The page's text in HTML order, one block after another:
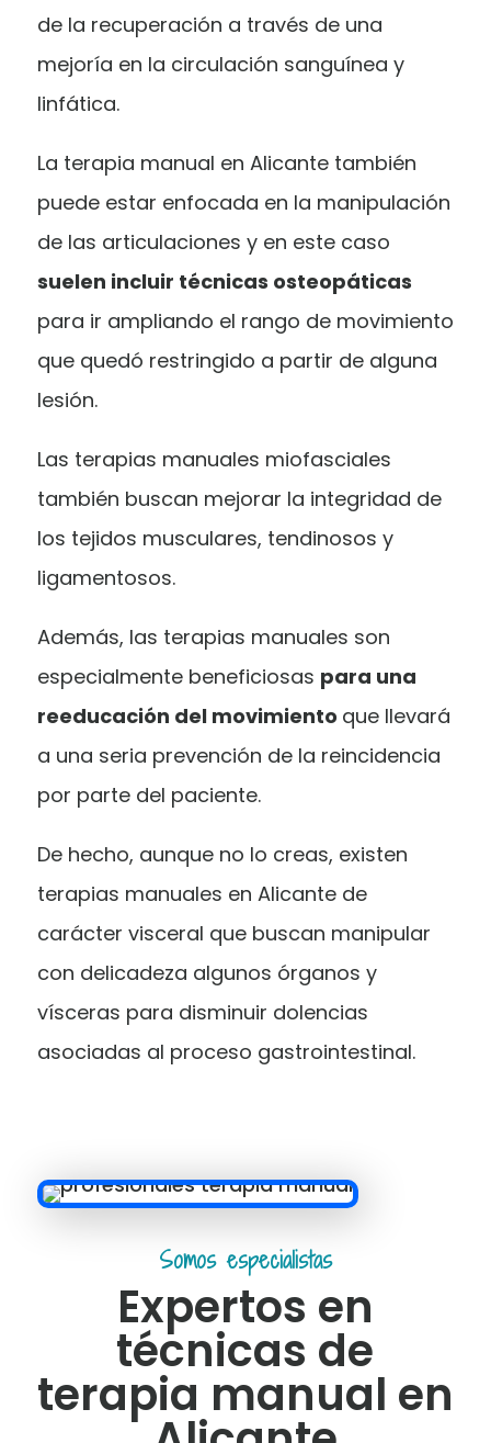
de la recuperación a través de una
mejoría en la circulación sanguínea y
linfática.
La terapia manual en Alicante también
puede estar enfocada en la manipulación
de las articulaciones y en este caso
suelen incluir técnicas osteopáticas
para ir ampliando el rango de movimiento
que quedó restringido a partir de alguna
lesión.
Las terapias manuales miofasciales
también buscan mejorar la integridad de
los tejidos musculares, tendinosos y
ligamentosos.
Además, las terapias manuales son
especialmente beneficiosas para una
reeducación del movimiento que llevará
a una seria prevención de la reincidencia
por parte del paciente.
De hecho, aunque no lo creas, existen
terapias manuales en Alicante de
carácter visceral que buscan manipular
con delicadeza algunos órganos y
vísceras para disminuir dolencias
asociadas al proceso gastrointestinal.
Somos especialistas
Expertos en
técnicas de
terapia manual en